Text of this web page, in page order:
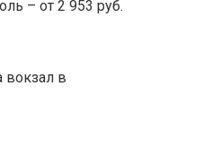
– от 2 953 руб.
вокзал в